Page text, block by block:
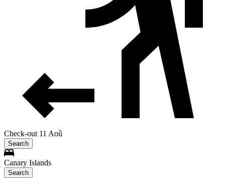
Check-out 11 Aoû
Search
Canary Islands
Search